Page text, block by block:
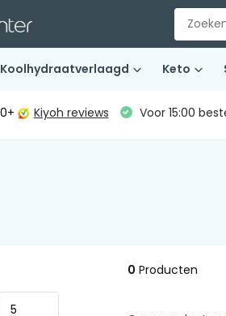
Koolhydraatverlaagd Keto
Kiyoh reviews Voor 15:00
0 Producten